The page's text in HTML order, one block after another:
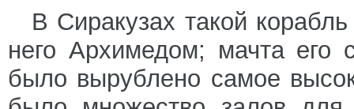
В Сиракузах такой
него Архимедом; мачта его
было вырублено самое